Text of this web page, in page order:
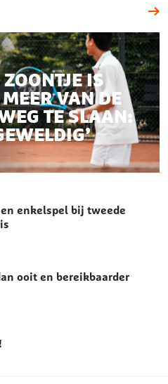
IS
VAN DE
TE SLAAN:
enkelspel bij tweede
ooit en bereikbaarder